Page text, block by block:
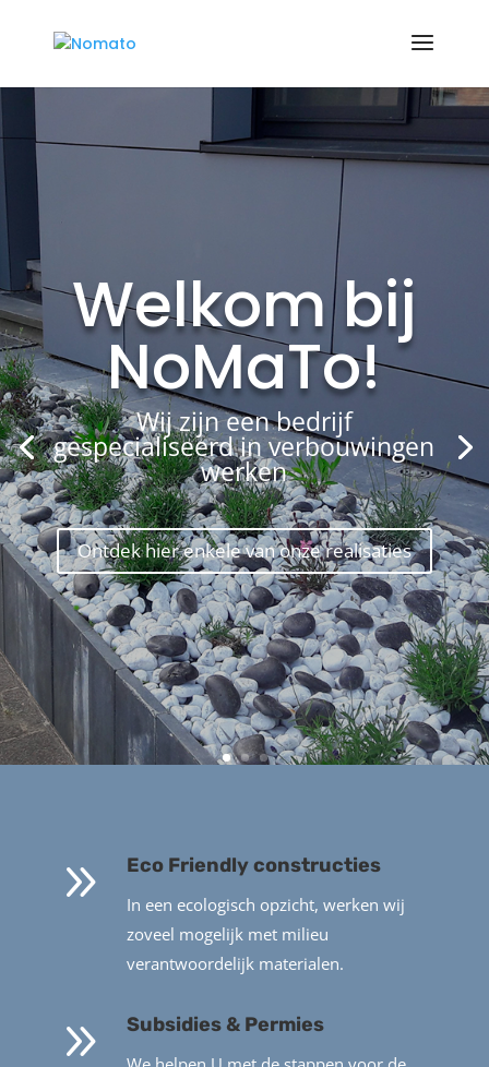
Welkom bij
NoMaTo!
Wij zijn een bedrijf
gespecialiseerd in verbouwingen
werken
Ontdek hier enkele van onze realisaties
9 Eco Friendly constructies
In een ecologisch opzicht, werken wij
zoveel mogelijk met milieu
verantwoordelijk materialen.
9 Subsidies & Permies